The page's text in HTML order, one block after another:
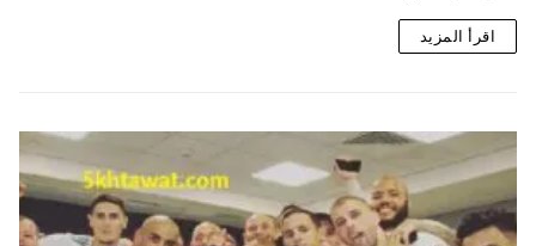
اقرأ المزيد